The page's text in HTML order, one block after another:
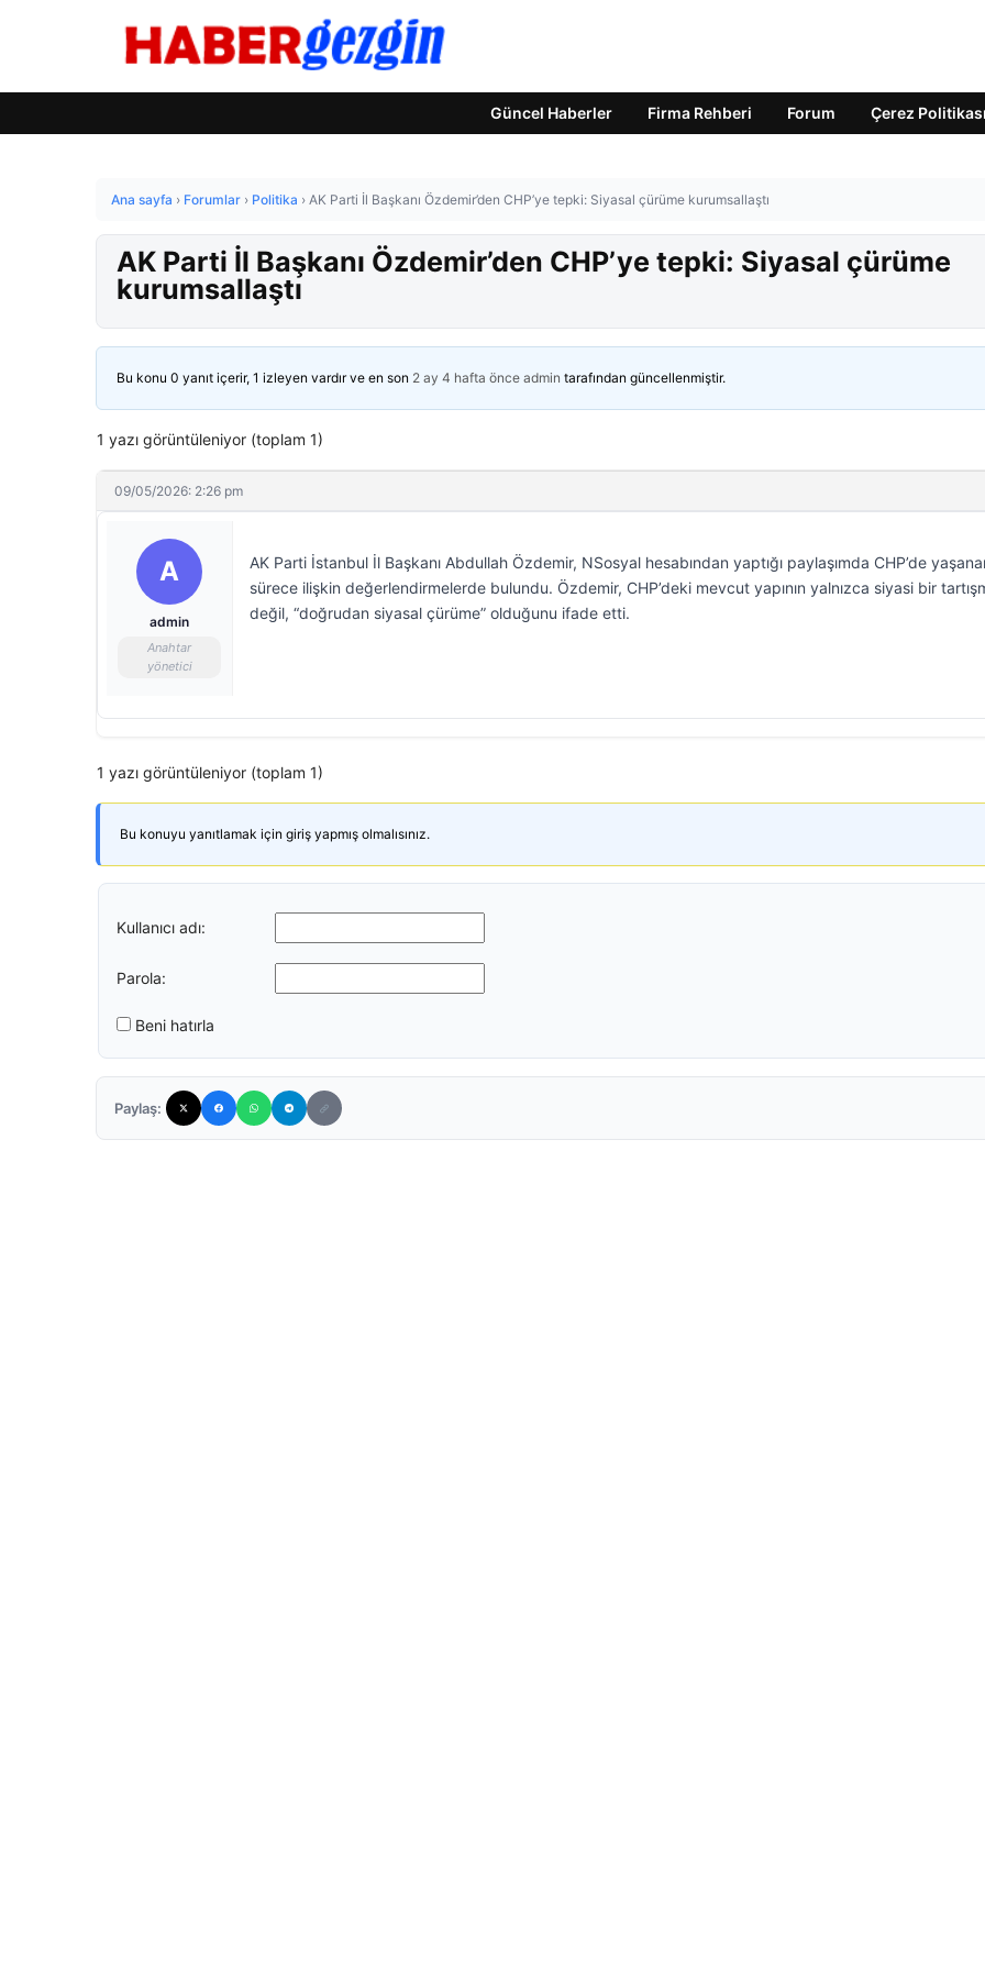
Güncel Haberler Firma Rehberi Forum Çerez Politikası
Ana sayfa › Forumlar › Politika › AK Parti İl Başkanı Özdemir’den CHP’ye tepki: Siyasal çürüme kurumsallaştı
AK Parti İl Başkanı Özdemir’den CHP’ye tepki: Siyasal çürüme
kurumsallaştı
Bu konu 0 yanıt içerir, 1 izleyen vardır ve en son 2 ay 4 hafta önce admin tarafından güncellenmiştir.
1 yazı görüntüleniyor (toplam 1)
09/05/2026: 2:26 pm
A
admin
Anahtar
yönetici
AK Parti İstanbul İl Başkanı Abdullah Özdemir, NSosyal hesabından yaptığı paylaşımda CHP’de
sürece ilişkin değerlendirmelerde bulundu. Özdemir, CHP’deki mevcut yapının yalnızca siyasi bir
değil, “doğrudan siyasal çürüme” olduğunu ifade etti.
1 yazı görüntüleniyor (toplam 1)
Bu konuyu yanıtlamak için giriş yapmış olmalısınız.
Kullanıcı adı:
Parola:
Beni hatırla
Paylaş: